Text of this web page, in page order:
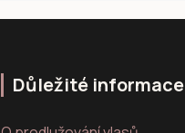
Důležité informace